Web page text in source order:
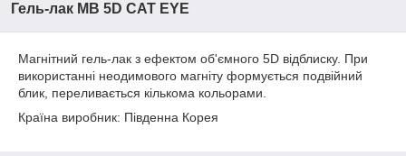
Гель-лак MB 5D CAT EYE
Магнітний гель-лак з ефектом об'ємного 5D відблиску. При
використанні неодимового магніту формується подвійний
блик, переливається кількома кольорами.
Країна виробник: Південна Корея